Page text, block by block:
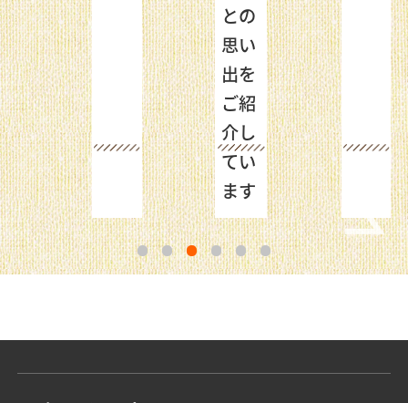
との
思い
出を
ご紹
介し
てい
ます
1 2 3 4 5 6